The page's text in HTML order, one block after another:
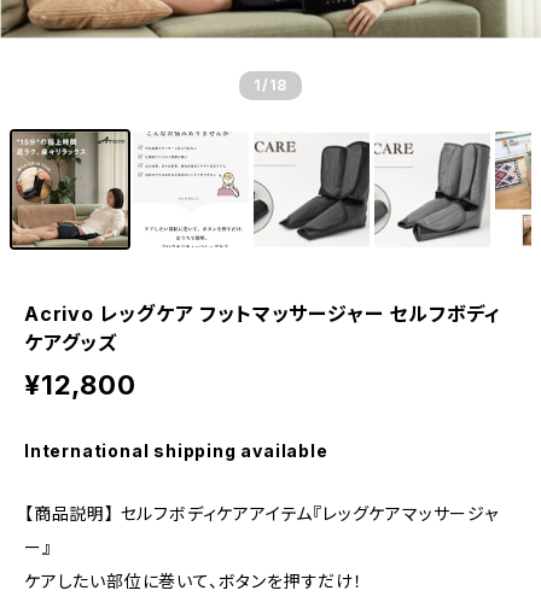
1 /18
Acrivo レッグケア フットマッサージャー セルフボディ
ケアグッズ
¥12,800
International shipping available
【商品説明】 セルフボディケアアイテム『レッグケアマッサージャ
ー』
ケアしたい部位に巻いて、ボタンを押すだけ！